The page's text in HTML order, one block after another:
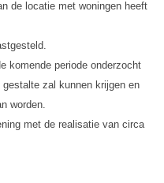
de locatie met woningen heeft
komende periode onderzocht
zal kunnen krijgen en
worden.
met de realisatie van circa